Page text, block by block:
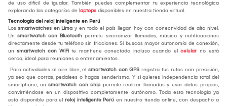
de uso difícil de igualar. También puedes complementar tu experiencia tecnológica
explorando las categorías de laptops disponibles en nuestra tienda virtual.
Tecnología del reloj inteligente en Perú
Los smartwatches en Lima y en todo el país llegan hoy con conectividad de alto nivel.
Un smartwatch con Bluetooth permite sincronizar llamadas, música y notificaciones
directamente desde tu teléfono sin fricciones. Si buscas mayor autonomía de conexión,
un smartwatch con WiFi te mantiene conectado incluso cuando el celular no está
cerca, ideal para reuniones o entrenamientos.
Para actividades al aire libre, el smartwatch con GPS registra tus rutas con precisión,
ya sea que corras, pedalees o hagas senderismo. Y si quieres independencia total del
smartphone, un smartwatch con chippermite realizar llamadas y usar datos propios,
convirtiéndose en un dispositivo completamente autónomo. Toda esta tecnología ya
está disponible para el reloj inteligente Perú en nuestra tienda online, con despacho a